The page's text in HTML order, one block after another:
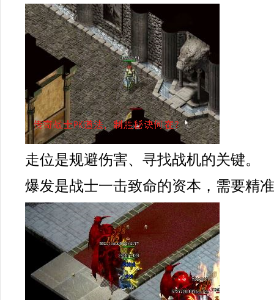
走位是规避伤害、寻找战机的关键。
爆发是战士一击致命的资本，需要精